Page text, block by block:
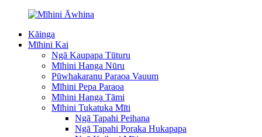
Kāinga
Mīhini Kai
Ngā Kaupapa Tūturu
Mīhini Hanga Nūru
Pūwhakaranu Paraoa Vauum
Mīhini Pepa Paraoa
Mīhini Hanga Tāmi
Mīhini Tukatuka Mīti
Ngā Tapahi Peihana
Ngā Tapahi Poraka Hukapapa